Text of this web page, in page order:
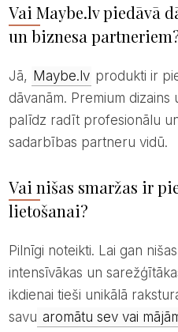
Vai Maybe.lv piedāvā
un biznesa
Jā, Maybe.lv produkti ir
dāvanām. Premium
palīdz radīt profesionālu
sadarbības partneru vidū.
Vai nišas smaržas ir
lietošanai?
Pilnīgi noteikti. Lai gan nišas smaržas bieži ir
intensīvākas un
ikdienai tieši unikālā
savu aromātu sev vai